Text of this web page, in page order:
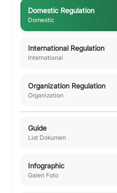
Domestic Regulation
Domestic
International Regulation
International
Organization Regulation
Organization
Guide
List Dokumen
Infographic
Galeri Foto